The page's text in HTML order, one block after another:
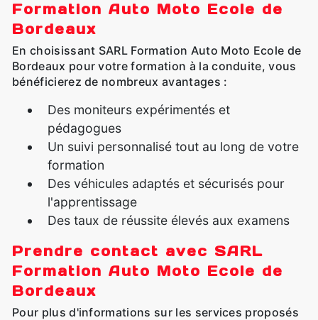
Formation Auto Moto Ecole de
Bordeaux
En choisissant SARL Formation Auto Moto Ecole de
Bordeaux pour votre formation à la conduite, vous
bénéficierez de nombreux avantages :
Des moniteurs expérimentés et
pédagogues
Un suivi personnalisé tout au long de votre
formation
Des véhicules adaptés et sécurisés pour
l'apprentissage
Des taux de réussite élevés aux examens
Prendre contact avec SARL
Formation Auto Moto Ecole de
Bordeaux
Pour plus d'informations sur les services proposés